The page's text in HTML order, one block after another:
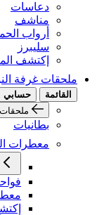
دعاسات
مناشف
أرواب
سليبرز
إكتشف
ملحقات غرفة
القائمة
حسابي
بطانيات
معطرات